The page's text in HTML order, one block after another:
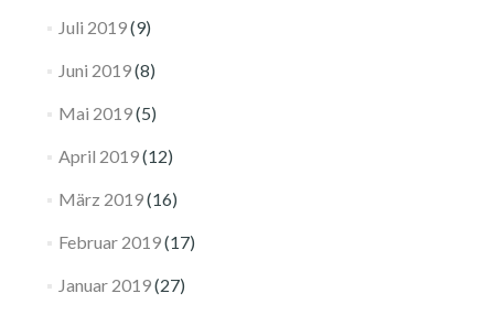
Juli 2019(9)
Juni 2019(8)
Mai 2019(5)
April 2019(12)
März 2019(16)
Februar 2019(17)
Januar 2019(27)